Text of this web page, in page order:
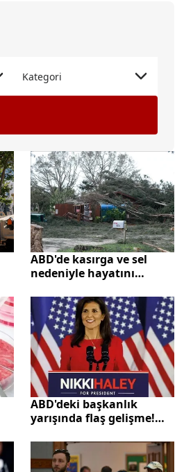
Kategori
ABD'de kasırga ve sel
nedeniyle hayatını
16'ya yükseldi
ABD'deki başkanlık
yarışında flaş gelişme!
yarışından çekildi